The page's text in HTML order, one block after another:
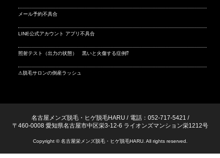
メール予約不具合
LINE公式アカウント アプリ不具合
照射テスト（出力の状態） 黒いと火傷する症例⁉
⚠脱毛サロンの倒産ラッシュ
名古屋メンズ脱毛・ヒゲ脱毛HARU / 電話：052-717-5421 /
〒460-0008 愛知県名古屋市中区栄3-12-6 ライオンズマンション栄1212号
Copyright © 名古屋栄メンズ脱毛・ヒゲ脱毛HARU. All rights reserved.